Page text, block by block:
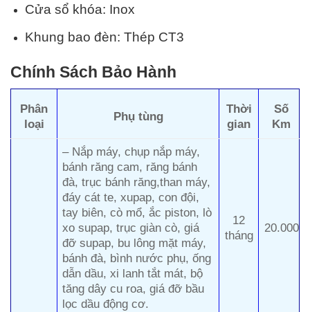
Cửa sổ khóa: Inox
Khung bao đèn: Thép CT3
Chính Sách Bảo Hành
Phân
loại
Phụ tùng
Thời
gian
Số
Km
– Nắp máy, chụp nắp máy,
bánh răng cam, răng bánh
đà, trục bánh răng,than máy,
đáy cát te, xupap, con đội,
tay biên, cò mổ, ắc piston, lò
xo supap, trục giàn cò, giá
đỡ supap, bu lông mặt máy,
bánh đà, bình nước phụ, ống
dẫn dầu, xi lanh tắt mát, bộ
tăng dây cu roa, giá đỡ bầu
lọc dầu động cơ.
12
tháng
20.000